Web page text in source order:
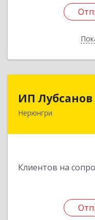
ИП
Нерюнгри
Клиентов на
ИП
675002, Амурская